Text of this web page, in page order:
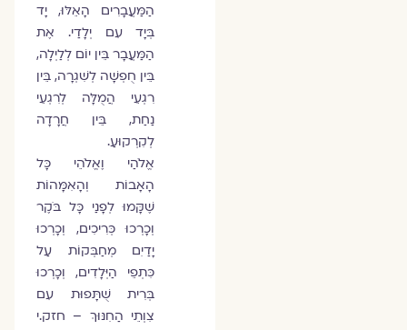
הַמַּעֲבָרִים הָאֵלּוּ, יָד
בְּיָד עִם יְלָדַי. אֶת
הַמַּעֲבָר בֵּין יוֹם לְלַיְלָה,
בֵּין חֻפְשָׁה לְשִׁגְרָה, בֵּין
רִגְעֵי הֲמֻלָּה לְרִגְעֵי
נַחַת, בֵּין חֲרָדָה
לְקִרְקוּעַ.
אֱלֹהַי וֶאֱלֹהֵי כָּל
הָאָבוֹת וְהָאִמָּהוֹת
שֶׁקָּמוּ לְפָנַי כָּל בֹּקֶר
וְכָרְכוּ כְּרִיכִים, וְכָרְכוּ
יָדַיִם מְחַבְּקוֹת עַל
כִּתְפֵי הַיְּלָדִים, וְכָרְכוּ
בְּרִית שֻׁתָּפוּת עִם
צִוְתֵי הַחִנּוּךְ – חזק.י